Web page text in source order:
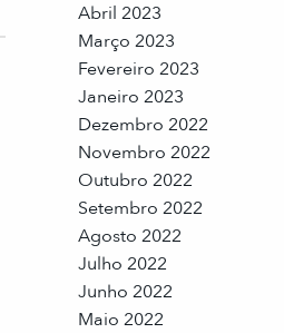
Abril 2023
Março 2023
Fevereiro 2023
Janeiro 2023
Dezembro 2022
Novembro 2022
Outubro 2022
Setembro 2022
Agosto 2022
Julho 2022
Junho 2022
Maio 2022